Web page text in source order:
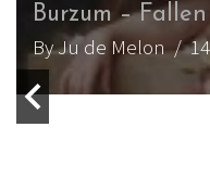
– Fallen
de Melon/ 14 février